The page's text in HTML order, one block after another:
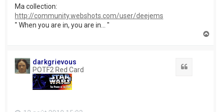
Ma collection:
http://community.webshots.com/user/deejems
" When you are in, you are in... "
darkgrievous
POTF2 Red Card